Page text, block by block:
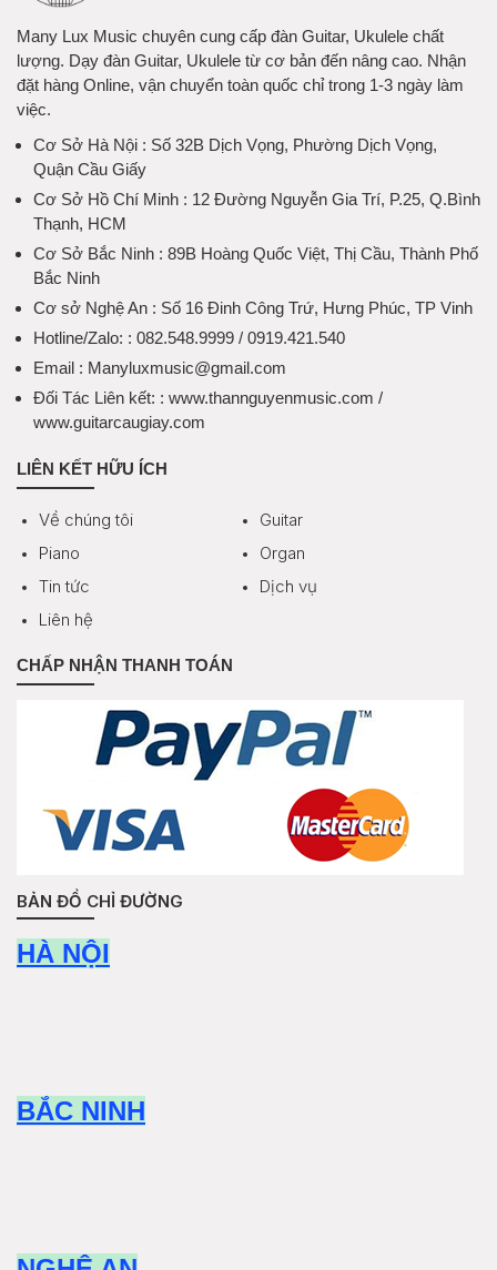
Many Lux Music chuyên cung cấp đàn Guitar, Ukulele chất
lượng. Dạy đàn Guitar, Ukulele từ cơ bản đến nâng cao. Nhận
đặt hàng Online, vận chuyển toàn quốc chỉ trong 1-3 ngày làm
việc.
Cơ Sở Hà Nội : Số 32B Dịch Vọng, Phường Dịch Vọng,
Quận Cầu Giấy
Cơ Sở Hồ Chí Minh : 12 Đường Nguyễn Gia Trí, P.25, Q.Bình
Thạnh, HCM
Cơ Sở Bắc Ninh : 89B Hoàng Quốc Việt, Thị Cầu, Thành Phố
Bắc Ninh
Cơ sở Nghệ An : Số 16 Đinh Công Trứ, Hưng Phúc, TP Vinh
Hotline/Zalo: : 082.548.9999 / 0919.421.540
Email : Manyluxmusic@gmail.com
Đối Tác Liên kết: : www.thannguyenmusic.com /
www.guitarcaugiay.com
LIÊN KẾT HỮU ÍCH
Về chúng tôi
Guitar
Piano
Organ
Tin tức
Dịch vụ
Liên hệ
CHẤP NHẬN THANH TOÁN
BẢN ĐỒ CHỈ ĐƯỜNG
HÀ NỘI
BẮC NINH